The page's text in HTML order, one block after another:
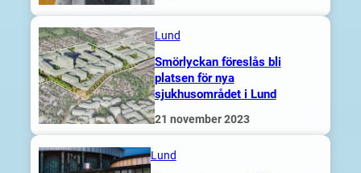
Lund
Smörlyckan föreslås bli
platsen för nya
sjukhusområdet i Lund
21 november 2023
Lund